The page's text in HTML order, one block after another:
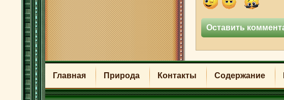
Главная Природа Контакты Содержание